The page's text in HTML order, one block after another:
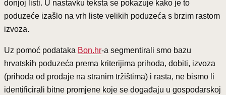
donjoj listi. U nastavku teksta se pokazuje kako je to
poduzeće izašlo na vrh liste velikih poduzeća s brzim rastom
izvoza.
Uz pomoć podataka Bon.hr-a segmentirali smo bazu
hrvatskih poduzeća prema kriterijima prihoda, dobiti, izvoza
(prihoda od prodaje na stranim tržištima) i rasta, ne bismo li
identificirali bitne promjene koje se događaju u gospodarskoj